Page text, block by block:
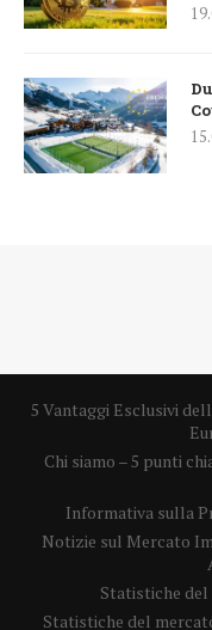
5 Vantaggi Esclusivi
Chi siamo – 5 punti
Informativa sulla
Notizie sul Mercato
Statistiche
Statistiche del